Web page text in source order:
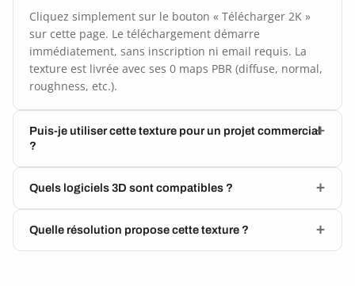
Cliquez simplement sur le bouton « Télécharger 2K »
sur cette page. Le téléchargement démarre
immédiatement, sans inscription ni email requis. La
texture est livrée avec ses 0 maps PBR (diffuse, normal,
roughness, etc.).
Puis-je utiliser cette texture pour un projet commercial
?
Quels logiciels 3D sont compatibles ?
Quelle résolution propose cette texture ?